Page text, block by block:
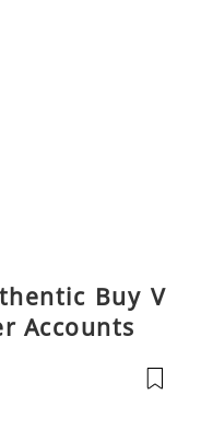
Buy V
Accounts